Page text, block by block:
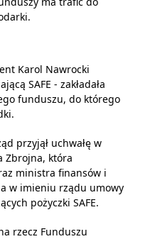
Karol Nawrocki
SAFE - zakładała
funduszu, do którego
przyjął uchwałę w
Zbrojna, która
ministra finansów i
w imieniu rządu umowy
pożyczki SAFE.
rzecz Funduszu